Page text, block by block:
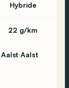
Hybride
22 g/km
Aalst